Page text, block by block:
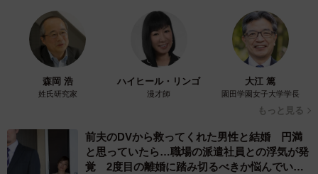
森岡 浩
姓氏研究家
ハイヒール・リンゴ
漫才師
大江 篤
園田学園女子大学学長
もっと見る
前夫のDVから救ってくれた男性と結婚 円満
と思っていたら…職場の派遣社員との浮気が発
覚 2度目の離婚に踏み切るべきか悩んでいま